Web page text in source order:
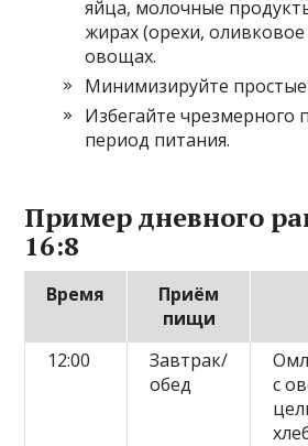
яйца, молочные
жирах (орехи,
овощах.
Минимизируйте простые
Избегайте чрезмерного
период питания.
Пример дневного
16:8
Время
Приём
пищи
12:00
Завтрак/
обед
с